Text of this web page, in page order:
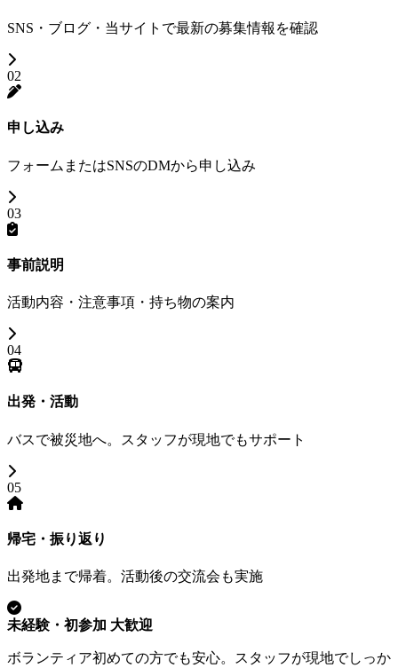
SNS・ブログ・当サイトで最新の募集情報を確認
02
申し込み
フォームまたはSNSのDMから申し込み
03
事前説明
活動内容・注意事項・持ち物の案内
04
出発・活動
バスで被災地へ。スタッフが現地でもサポート
05
帰宅・振り返り
出発地まで帰着。活動後の交流会も実施
未経験・初参加 大歓迎
ボランティア初めての方でも安心。スタッフが現地でしっか